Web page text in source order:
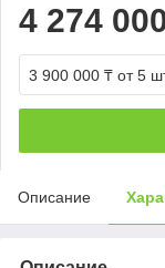
4 274
3 900 000 ₸ от 5
Описание